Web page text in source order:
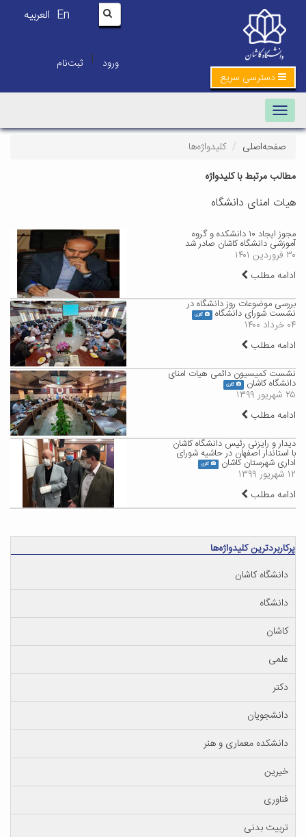
En العربیه
ورود | ثبت‌نام
دسترسی سریع
Toggle navigation
صفحه‌اصلی
کلیدواژه‌ها
مطالب مرتبط با کلیدواژه
هیات امنای دانشگاه
مجوز ایجاد ۱۰ دانشکده و گروه
آموزشی دانشگاه کاشان صادر شد
۳۰ فروردین ۱۴۰۱
ادامه مطلب
بررسی موضوعات روز دانشگاه در
نشست شورای دانشگاه گالری
۰۴ خرداد ۱۴۰۰
ادامه مطلب
نشست کمیسیون دائمی هیات امنای
دانشگاه کاشان گالری
۲۵ شهریور ۱۳۹۹
ادامه مطلب
دیدار و رایزنی رئیس دانشگاه کاشان
با استاندار اصفهان در حاشیه شورای
اداری شهرستان کاشان گالری
۱۲ شهریور ۱۳۹۹
ادامه مطلب
پرکاربردترین کلیدواژه‌ها
دانشگاه کاشان
دانشگاه
کاشان
علمی
دکتر
دانشجویان
دانشکده معماری و هنر
خیرین
فناوری
تربیت بدنی